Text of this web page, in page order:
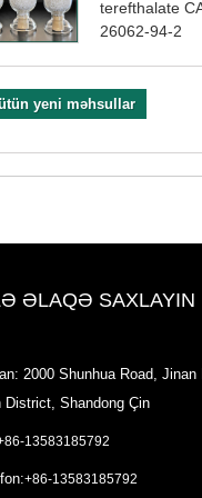
terefthalate
26062-94-2
yeni məhsullar
ƏLAQƏ SAXLAYIN
2000 Shunhua Road, Jinan
District, Shandong Çin
13583185792
+86-13583185792